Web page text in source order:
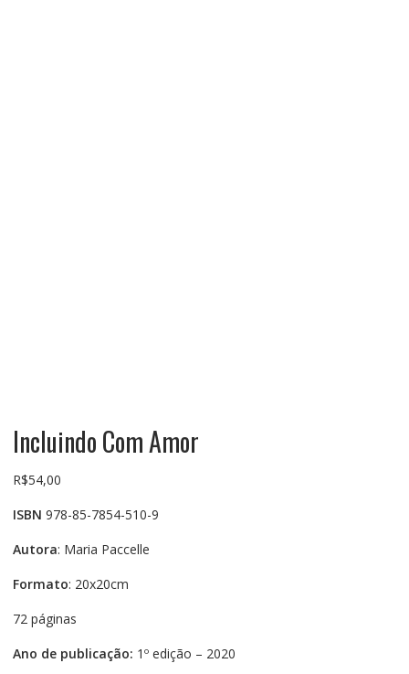
Incluindo Com Amor
R$54,00
ISBN 978-85-7854-510-9
Autora: Maria Paccelle
Formato: 20x20cm
72 páginas
Ano de publicação: 1º edição – 2020